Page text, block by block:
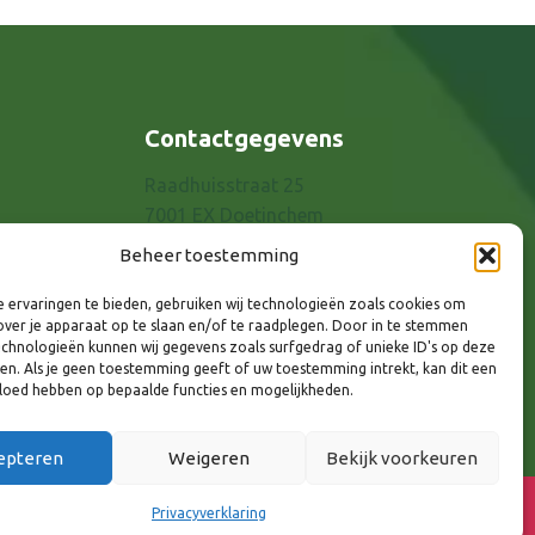
Beheer toestemming
ervaringen te bieden, gebruiken wij technologieën zoals cookies om
je apparaat op te slaan en/of te raadplegen. Door in te stemmen
kunnen wij gegevens zoals surfgedrag of unieke ID's op deze
Als je geen toestemming geeft of uw toestemming intrekt, kan dit een
hebben op bepaalde functies en mogelijkheden.
Weigeren Bekijk voorkeuren
Privacyverklaring
Contactgegevens
E-mail: info@8rhk.nl
Privacyverklaring
Cookieverklaring
Disclaimer